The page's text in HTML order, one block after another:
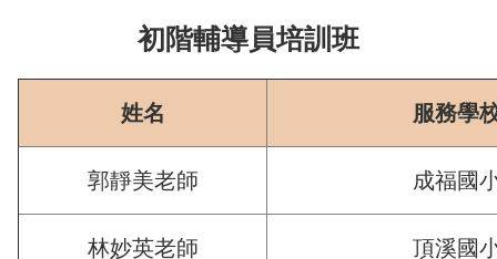
初階輔導員培訓班
姓名 服務學
郭靜美老師 成福國
林妙英老師 頂溪國